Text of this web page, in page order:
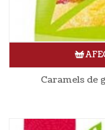
Caramels de